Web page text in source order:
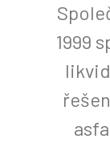
1999